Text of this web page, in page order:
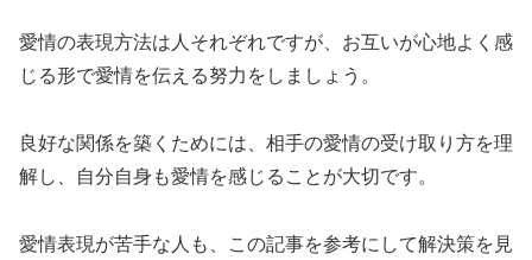
愛情の表現方法は人それぞれですが、お互いが心地よく感
じる形で愛情を伝える努力をしましょう。
良好な関係を築くためには、相手の愛情の受け取り方を理
解し、自分自身も愛情を感じることが大切です。
愛情表現が苦手な人も、この記事を参考にして解決策を見